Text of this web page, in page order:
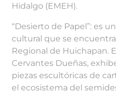
Hidalgo (EMEH).
“Desierto de Papel”: es
cultural que se
Regional de Huichapan.
Cervantes Dueñas,
piezas escultóricas de
el ecosistema del